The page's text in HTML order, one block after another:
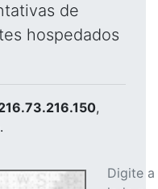
de
hospedados
,
Digite